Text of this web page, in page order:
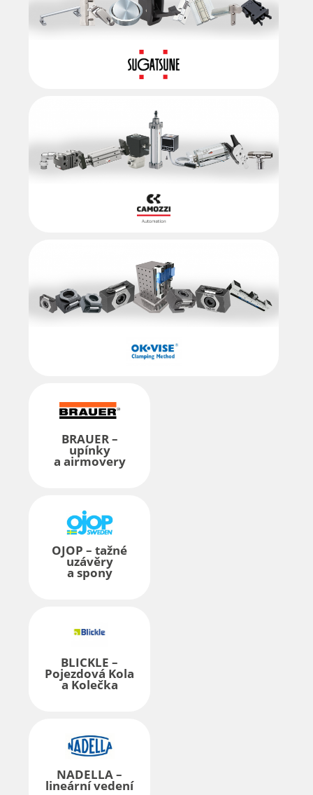
BRAUER –
upínky
a airmovery
OJOP – tažné
uzávěry
a spony
BLICKLE –
Pojezdová Kola
a Kolečka
NADELLA –
lineární vedení